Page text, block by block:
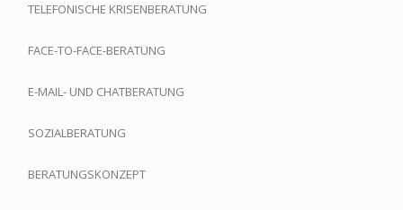
TELEFONISCHE KRISENBERATUNG
FACE-TO-FACE-BERATUNG
E-MAIL- UND CHATBERATUNG
SOZIALBERATUNG
BERATUNGSKONZEPT